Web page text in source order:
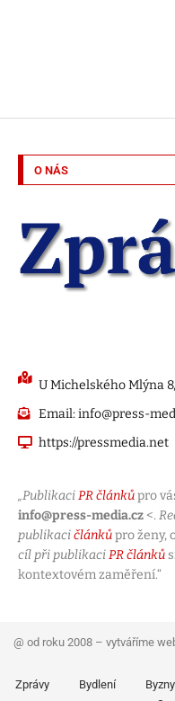
O NÁS
U Michelského Mlýna
Email: info@press-
https://pressmedia.net
„PublikaciPR článkůpro
info@press-media.cz <.
publikacičlánkůpro ženy,
cíl při publikaciPR článků
kontextovém zaměření.“
@ od roku 2008 – vytváříme
Zprávy Bydlení